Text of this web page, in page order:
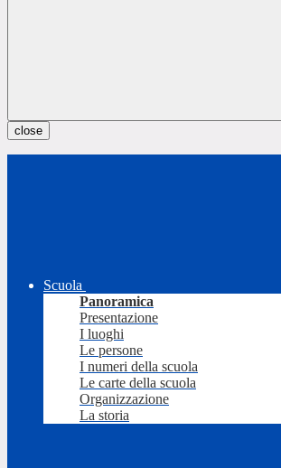
close
Scuola
Panoramica
Presentazione
I luoghi
Le persone
I numeri della scuola
Le carte della scuola
Organizzazione
La storia